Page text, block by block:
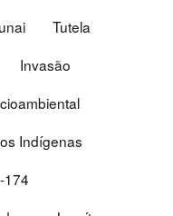
Tutela
Invasão
Indígenas
174